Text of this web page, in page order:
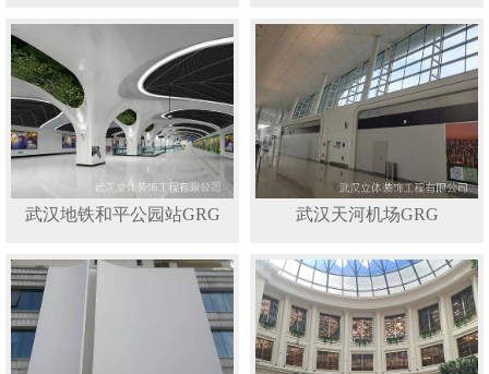
武汉地铁和平公园站GRG 武汉天河机场GRG